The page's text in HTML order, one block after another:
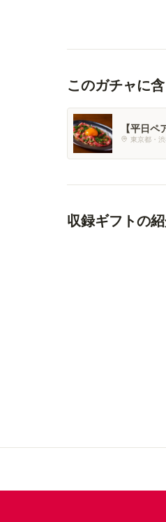
このガチャに
【平日
特選コー
東京都・渋
収録ギフトの